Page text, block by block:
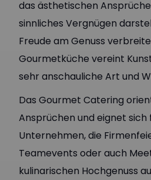
das ästhetischen
sinnliches Vergnügen
Freude am Genuss
Gourmetküche vereint
sehr anschauliche Art und
Das Gourmet Catering
Ansprüchen und eignet sich
Unternehmen, die
Teamevents oder auch
kulinarischen Hochgenuss